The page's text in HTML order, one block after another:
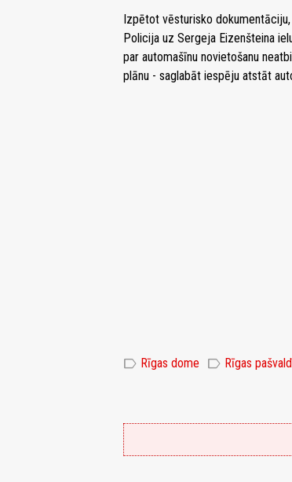
Izpētot vēsturisko
Policija uz Sergeja Eizenšteina
par automašīnu novietošanu
plānu - saglabāt iespēju atstāt
label Rīgas dome label Rīgas